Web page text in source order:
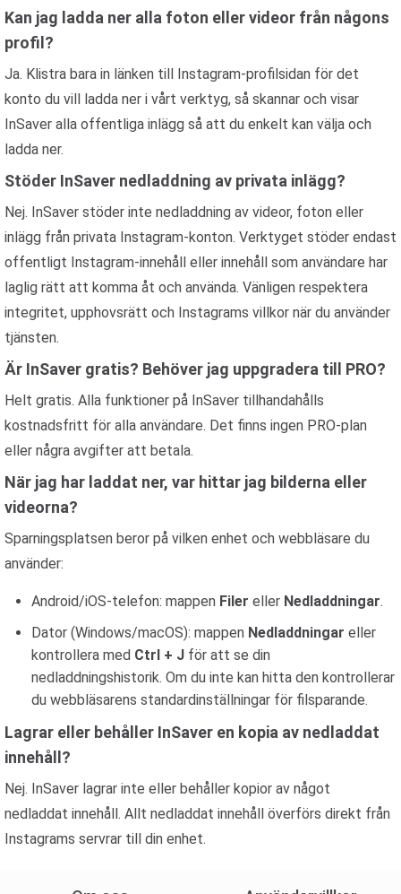
Kan jag ladda ner alla foton eller videor från någons
profil?
Ja. Klistra bara in länken till Instagram-profilsidan för det
konto du vill ladda ner i vårt verktyg, så skannar och visar
InSaver alla offentliga inlägg så att du enkelt kan välja och
ladda ner.
Stöder InSaver nedladdning av privata inlägg?
Nej. InSaver stöder inte nedladdning av videor, foton eller
inlägg från privata Instagram-konton. Verktyget stöder endast
offentligt Instagram-innehåll eller innehåll som användare har
laglig rätt att komma åt och använda. Vänligen respektera
integritet, upphovsrätt och Instagrams villkor när du använder
tjänsten.
Är InSaver gratis? Behöver jag uppgradera till PRO?
Helt gratis. Alla funktioner på InSaver tillhandahålls
kostnadsfritt för alla användare. Det finns ingen PRO-plan
eller några avgifter att betala.
När jag har laddat ner, var hittar jag bilderna eller
videorna?
Sparningsplatsen beror på vilken enhet och webbläsare du
använder:
Android/iOS-telefon: mappen Filer eller Nedladdningar.
Dator (Windows/macOS): mappen Nedladdningar eller
kontrollera med Ctrl + J för att se din
nedladdningshistorik. Om du inte kan hitta den kontrollerar
du webbläsarens standardinställningar för filsparande.
Lagrar eller behåller InSaver en kopia av nedladdat
innehåll?
Nej. InSaver lagrar inte eller behåller kopior av något
nedladdat innehåll. Allt nedladdat innehåll överförs direkt från
Instagrams servrar till din enhet.